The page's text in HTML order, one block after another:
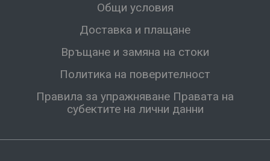
Общи условия
Доставка и плащане
Връщане и замяна на стоки
Политика на поверителност
Правила за упражняване Правата на
субектите на лични данни